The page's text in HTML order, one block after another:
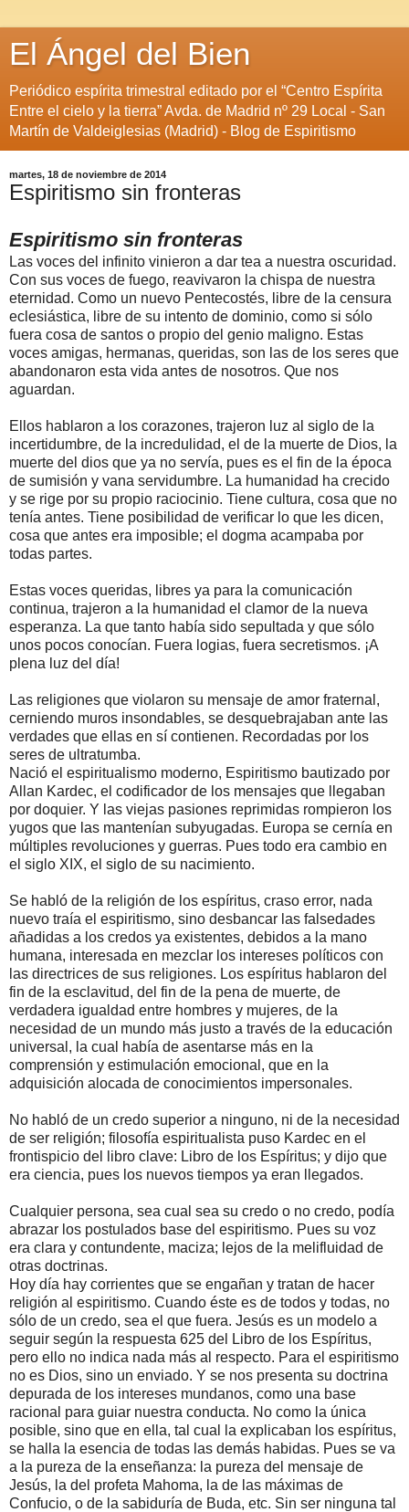
El Ángel del Bien
Periódico espírita trimestral editado por el “Centro Espírita
Entre el cielo y la tierra” Avda. de Madrid nº 29 Local - San
Martín de Valdeiglesias (Madrid) - Blog de Espiritismo
martes, 18 de noviembre de 2014
Espiritismo sin fronteras
Espiritismo sin fronteras
Las voces del infinito vinieron a dar tea a nuestra oscuridad.
Con sus voces de fuego, reavivaron la chispa de nuestra
eternidad. Como un nuevo Pentecostés, libre de la censura
eclesiástica, libre de su intento de dominio, como si sólo
fuera cosa de santos o propio del genio maligno. Estas
voces amigas, hermanas, queridas, son las de los seres que
abandonaron esta vida antes de nosotros. Que nos
aguardan.
Ellos hablaron a los corazones, trajeron luz al siglo de la
incertidumbre, de la incredulidad, el de la muerte de Dios, la
muerte del dios que ya no servía, pues es el fin de la época
de sumisión y vana servidumbre. La humanidad ha crecido
y se rige por su propio raciocinio. Tiene cultura, cosa que no
tenía antes. Tiene posibilidad de verificar lo que les dicen,
cosa que antes era imposible; el dogma acampaba por
todas partes.
Estas voces queridas, libres ya para la comunicación
continua, trajeron a la humanidad el clamor de la nueva
esperanza. La que tanto había sido sepultada y que sólo
unos pocos conocían. Fuera logias, fuera secretismos. ¡A
plena luz del día!
Las religiones que violaron su mensaje de amor fraternal,
cerniendo muros insondables, se desquebrajaban ante las
verdades que ellas en sí contienen. Recordadas por los
seres de ultratumba.
Nació el espiritualismo moderno, Espiritismo bautizado por
Allan Kardec, el codificador de los mensajes que llegaban
por doquier. Y las viejas pasiones reprimidas rompieron los
yugos que las mantenían subyugadas. Europa se cernía en
múltiples revoluciones y guerras. Pues todo era cambio en
el siglo XIX, el siglo de su nacimiento.
Se habló de la religión de los espíritus, craso error, nada
nuevo traía el espiritismo, sino desbancar las falsedades
añadidas a los credos ya existentes, debidos a la mano
humana, interesada en mezclar los intereses políticos con
las directrices de sus religiones. Los espíritus hablaron del
fin de la esclavitud, del fin de la pena de muerte, de
verdadera igualdad entre hombres y mujeres, de la
necesidad de un mundo más justo a través de la educación
universal, la cual había de asentarse más en la
comprensión y estimulación emocional, que en la
adquisición alocada de conocimientos impersonales.
No habló de un credo superior a ninguno, ni de la necesidad
de ser religión; filosofía espiritualista puso Kardec en el
frontispicio del libro clave: Libro de los Espíritus; y dijo que
era ciencia, pues los nuevos tiempos ya eran llegados.
Cualquier persona, sea cual sea su credo o no credo, podía
abrazar los postulados base del espiritismo. Pues su voz
era clara y contundente, maciza; lejos de la melifluidad de
otras doctrinas.
Hoy día hay corrientes que se engañan y tratan de hacer
religión al espiritismo. Cuando éste es de todos y todas, no
sólo de un credo, sea el que fuera. Jesús es un modelo a
seguir según la respuesta 625 del Libro de los Espíritus,
pero ello no indica nada más al respecto. Para el espiritismo
no es Dios, sino un enviado. Y se nos presenta su doctrina
depurada de los intereses mundanos, como una base
racional para guiar nuestra conducta. No como la única
posible, sino que en ella, tal cual la explicaban los espíritus,
se halla la esencia de todas las demás habidas. Pues se va
a la pureza de la enseñanza: la pureza del mensaje de
Jesús, la del profeta Mahoma, la de las máximas de
Confucio, o de la sabiduría de Buda, etc. Sin ser ninguna tal